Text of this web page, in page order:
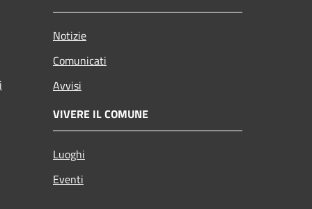
Notizie
Comunicati
Avvisi
VIVERE IL COMUNE
Luoghi
Eventi